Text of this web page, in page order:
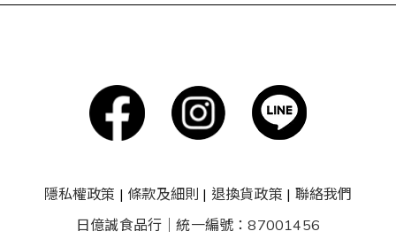
隱私權政策 | 條款及細則 | 退換貨政策 | 聯絡我們
日億誠食品行｜統一編號：87001456